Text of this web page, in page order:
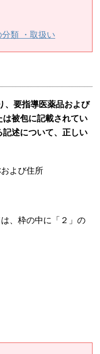
類 ・取扱い
、要指導医薬品および
被包に記載されてい
述について、正しい
よび住所
、枠の中に「２」の